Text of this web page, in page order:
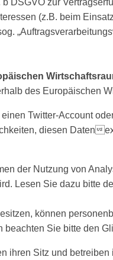
DSGVO zur
(z.B. beim
des Europäischen
Twitter-Account
diesen Daten
der Nutzung von
Lesen Sie dazu bitte
können
Sie bitte den
ihren Sitz und